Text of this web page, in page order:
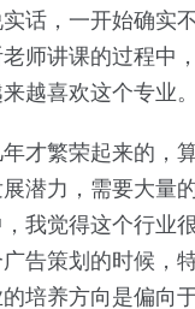
话，一开始确实
师讲课的过程中
越喜欢这个专业。
才繁荣起来的，
潜力，需要大量
我觉得这个行业
告策划的时候，
培养方向是偏向